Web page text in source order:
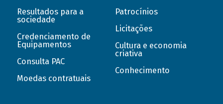
Resultados para a
sociedade
Credenciamento de
Equipamentos
Consulta PAC
Moedas contratuais
Patrocínios
Licitações
Cultura e economia
criativa
Conhecimento